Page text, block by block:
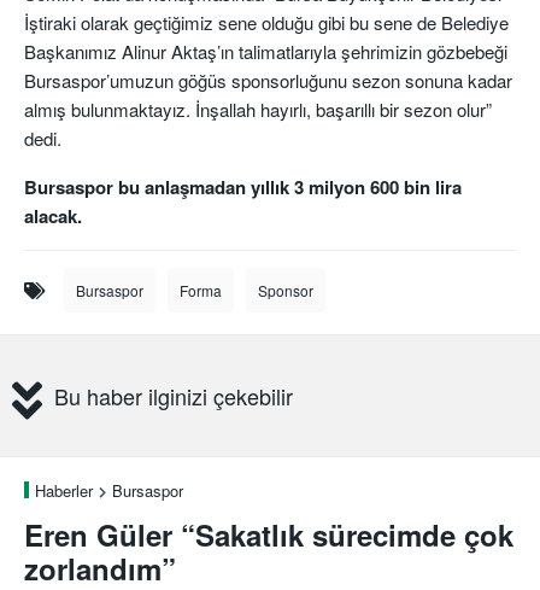
İştiraki olarak geçtiğimiz sene olduğu gibi bu sene de Belediye
Başkanımız Alinur Aktaş’ın talimatlarıyla şehrimizin gözbebeği
Bursaspor’umuzun göğüs sponsorluğunu sezon sonuna kadar
almış bulunmaktayız. İnşallah hayırlı, başarıllı bir sezon olur”
dedi.
Bursaspor bu anlaşmadan yıllık 3 milyon 600 bin lira
alacak.
Bursaspor Forma Sponsor
Bu haber ilginizi çekebilir
Haberler Bursaspor
Eren Güler “Sakatlık sürecimde çok
zorlandım”